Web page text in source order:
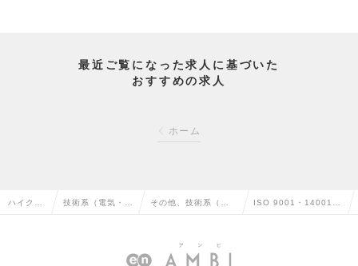
最近ご覧になった求人に基づいた
おすすめの求人
ホーム
ハイクラ 技術系（電気・電 その他、技術系（電
の転職
ISO 9001・14001・